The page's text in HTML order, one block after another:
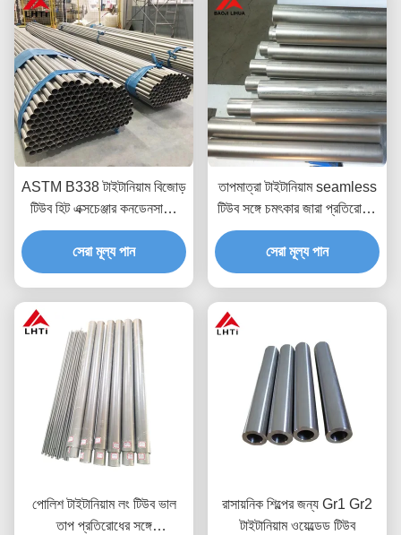
ASTM B338 টাইটানিয়াম বিজোড়
টিউব হিট এক্সচেঞ্জার কনডেনসারের
জন্য 19 মিমি
সেরা মূল্য পান
তাপমাত্রা টাইটানিয়াম seamless
টিউব সঙ্গে চমৎকার জারা প্রতিরোধের
GR1 GR2 GR3 GR4 GR5
GR7 GR9 GR12
সেরা মূল্য পান
পোলিশ টাইটানিয়াম লং টিউব ভাল
তাপ প্রতিরোধের সঙ্গে
রাসায়নিক শিল্পের জন্য Gr1 Gr2
টাইটানিয়াম ওয়েল্ডেড টিউব